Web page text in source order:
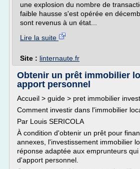
une explosion du nombre de
faible hausse s'est opérée en
sont revenus à un état...
Lire la suite
Site : linternaute.fr
Obtenir un prêt immobilier
apport personnel
Accueil > guide > pret immobilier
Comment investir dans l'immobilier
Par Louis SERICOLA
À condition d'obtenir un prêt pour
annexes, l'investissement immobilier
réponse adaptée aux emprunteurs
d'apport personnel.